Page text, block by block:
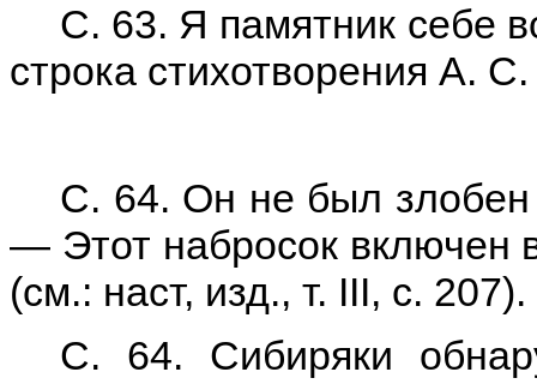
С. 63. Я памятник себе
строка стихотворения А.
С. 64. Он не был
— Этот набросок включен
(см.: наст, изд., т. III, с. 207).
С. 64. Сибиряки